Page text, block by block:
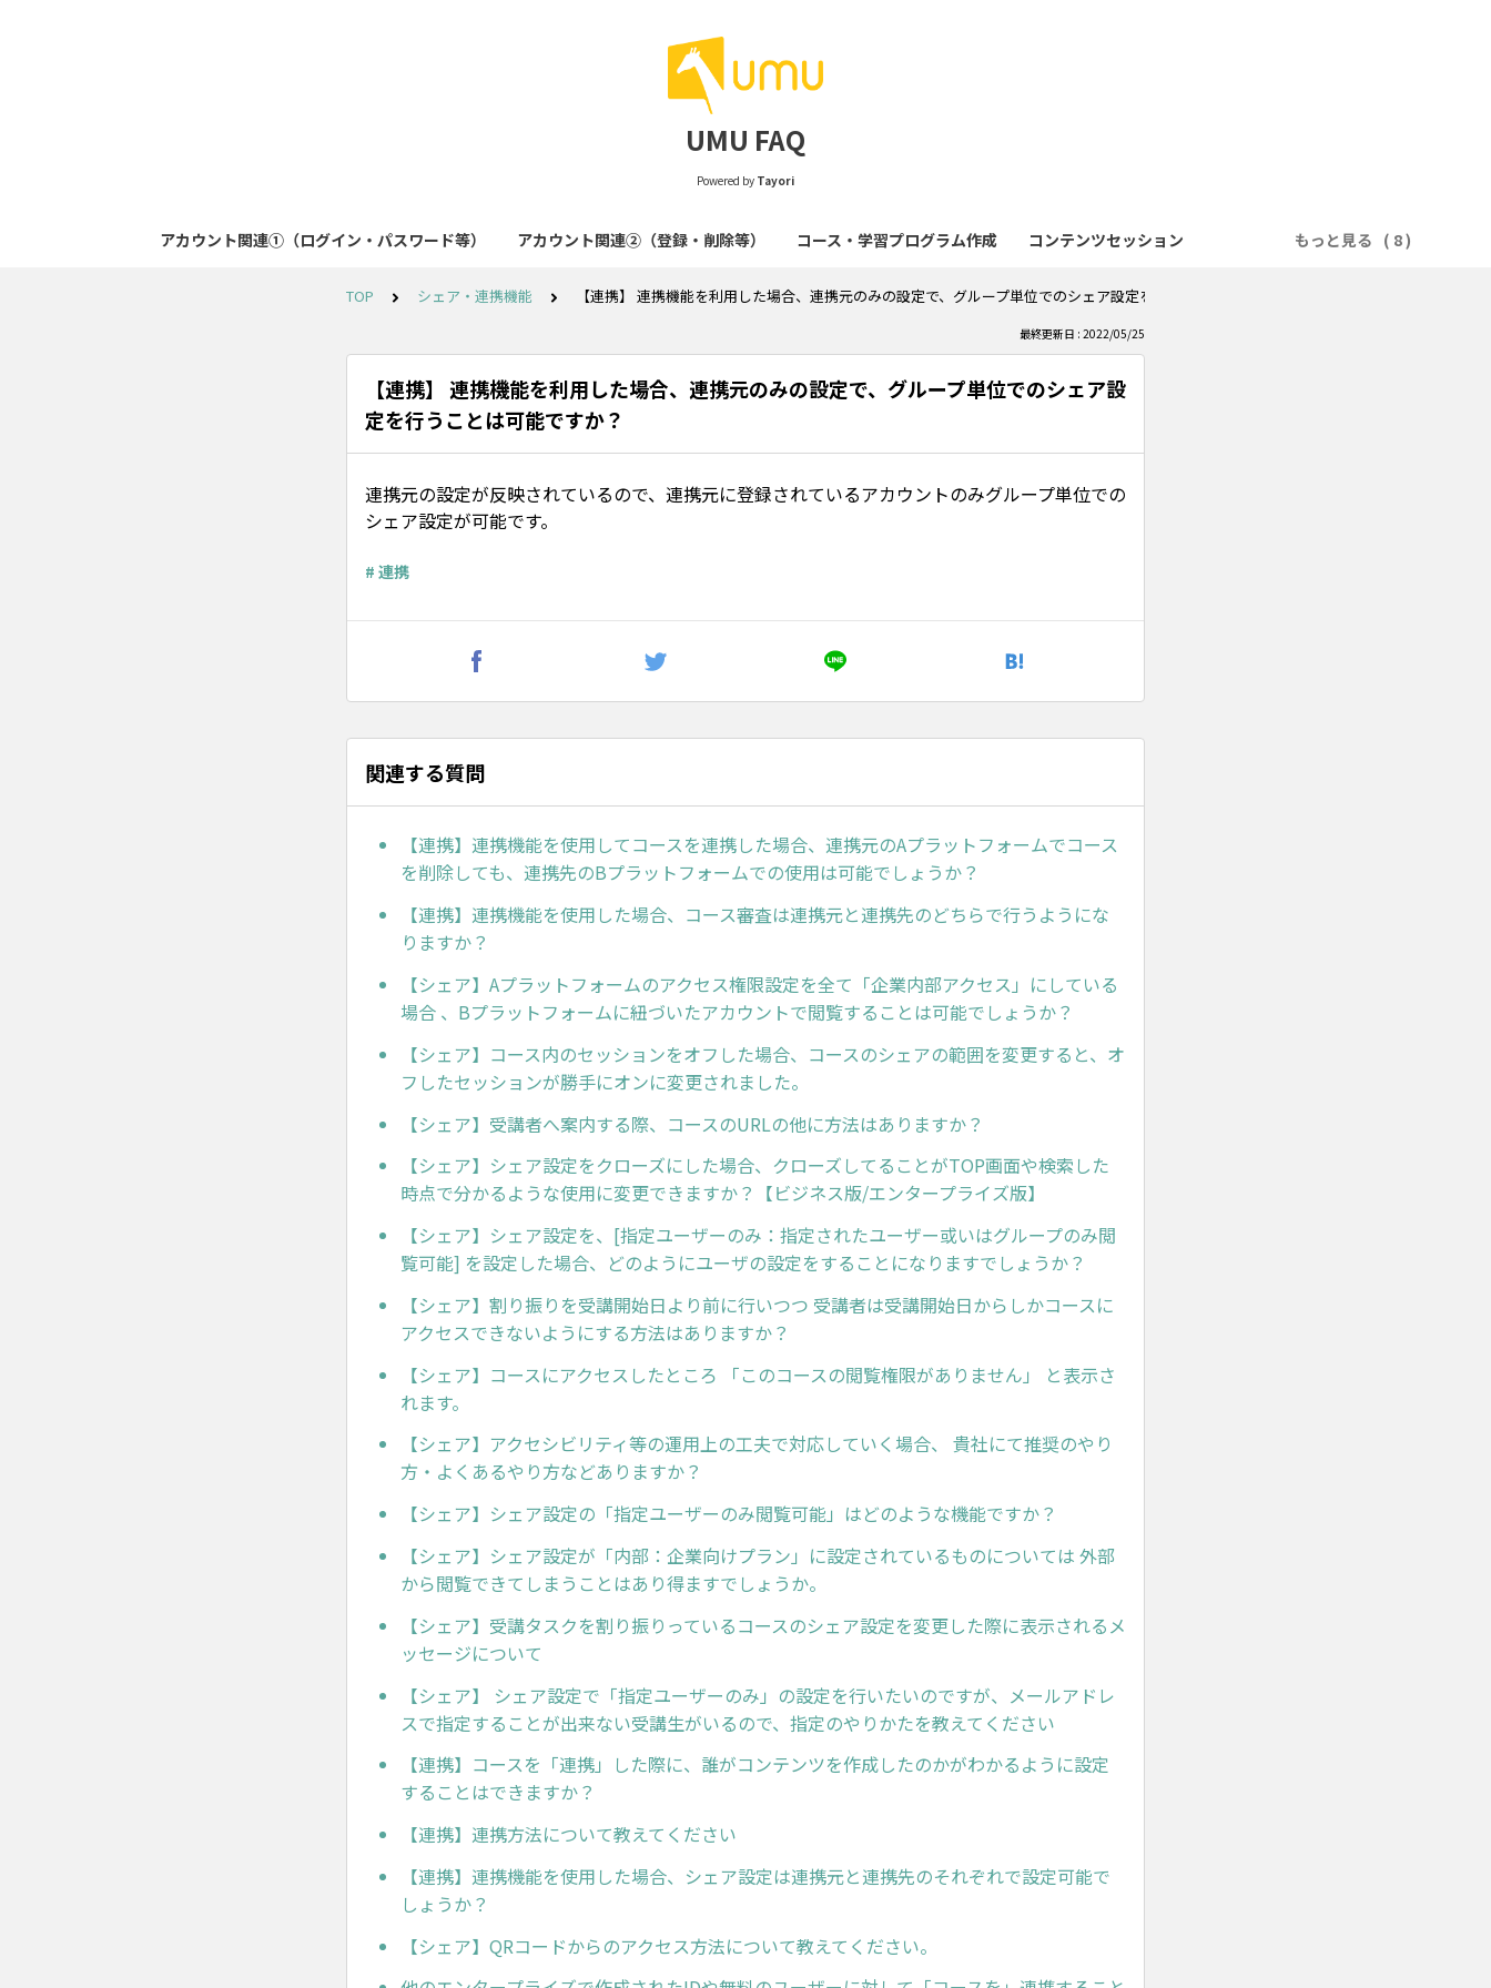
UMU FAQ
Powered by Tayori
アカウント関連①（ログイン・パスワード等） アカウント関連②（登録・削除等） コース・学習プログラム作成 コンテンツセッション もっと見る
TOP シェア・連携機能 【連携】 連携機能を利用した場合、連携元のみの設定で、グループ単位でのシェア設定を行うことは可能ですか？
最終更新日 : 2022/05/25
【連携】 連携機能を利用した場合、連携元のみの設定で、グループ単位でのシェア設
定を行うことは可能ですか？
連携元の設定が反映されているので、連携元に登録されているアカウントのみグループ単位での
シェア設定が可能です。
# 連携
関連する質問
【連携】連携機能を使用してコースを連携した場合、連携元のAプラットフォームでコース
を削除しても、連携先のBプラットフォームでの使用は可能でしょうか？
【連携】連携機能を使用した場合、コース審査は連携元と連携先のどちらで行うようにな
りますか？
【シェア】Aプラットフォームのアクセス権限設定を全て「企業内部アクセス」にしている
場合 、Bプラットフォームに紐づいたアカウントで閲覧することは可能でしょうか？
【シェア】コース内のセッションをオフした場合、コースのシェアの範囲を変更すると、オ
フしたセッションが勝手にオンに変更されました。
【シェア】受講者へ案内する際、コースのURLの他に方法はありますか？
【シェア】シェア設定をクローズにした場合、クローズしてることがTOP画面や検索した
時点で分かるような使用に変更できますか？【ビジネス版/エンタープライズ版】
【シェア】シェア設定を、[指定ユーザーのみ：指定されたユーザー或いはグループのみ閲
覧可能] を設定した場合、どのようにユーザの設定をすることになりますでしょうか？
【シェア】割り振りを受講開始日より前に行いつつ 受講者は受講開始日からしかコースに
アクセスできないようにする方法はありますか？
【シェア】コースにアクセスしたところ 「このコースの閲覧権限がありません」 と表示さ
れます。
【シェア】アクセシビリティ等の運用上の工夫で対応していく場合、 貴社にて推奨のやり
方・よくあるやり方などありますか？
【シェア】シェア設定の「指定ユーザーのみ閲覧可能」はどのような機能ですか？
【シェア】シェア設定が「内部：企業向けプラン」に設定されているものについては 外部
から閲覧できてしまうことはあり得ますでしょうか。
【シェア】受講タスクを割り振りっているコースのシェア設定を変更した際に表示されるメ
ッセージについて
【シェア】 シェア設定で「指定ユーザーのみ」の設定を行いたいのですが、メールアドレ
スで指定することが出来ない受講生がいるので、指定のやりかたを教えてください
【連携】コースを「連携」した際に、誰がコンテンツを作成したのかがわかるように設定
することはできますか？
【連携】連携方法について教えてください
【連携】連携機能を使用した場合、シェア設定は連携元と連携先のそれぞれで設定可能で
しょうか？
【シェア】QRコードからのアクセス方法について教えてください。